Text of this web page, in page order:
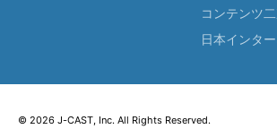
コンテンツ
日本インタ
© 2026 J-CAST, Inc. All Rights Reserved.